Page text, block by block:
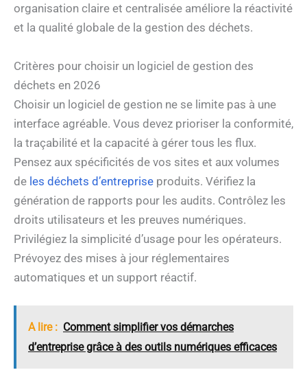
organisation claire et centralisée améliore la réactivité
et la qualité globale de la gestion des déchets.
Critères pour choisir un logiciel de gestion des
déchets en 2026
Choisir un logiciel de gestion ne se limite pas à une
interface agréable. Vous devez prioriser la conformité,
la traçabilité et la capacité à gérer tous les flux.
Pensez aux spécificités de vos sites et aux volumes
de les déchets d’entreprise produits. Vérifiez la
génération de rapports pour les audits. Contrôlez les
droits utilisateurs et les preuves numériques.
Privilégiez la simplicité d’usage pour les opérateurs.
Prévoyez des mises à jour réglementaires
automatiques et un support réactif.
A lire : Comment simplifier vos démarches
d’entreprise grâce à des outils numériques efficaces